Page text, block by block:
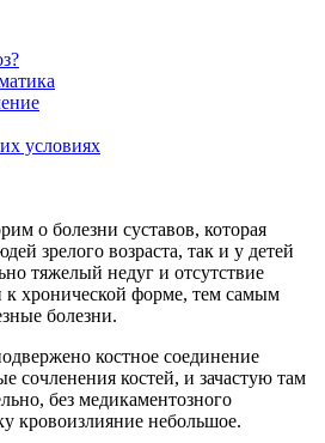
условиях
о болезни суставов, которая
зрелого возраста, так и у детей
тяжелый недуг и отсутствие
к хронической форме, тем самым
болезни.
костное соединение
сочленения костей, и зачастую там
без медикаментозного
кровоизлияние небольшое.